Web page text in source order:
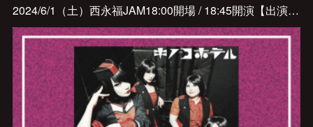
2024/6/1（土）西永福JAM18:00開場 / 18:45開演【出演…